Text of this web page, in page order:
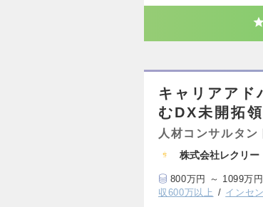
キャリアア
むDX未開拓
人材コンサルタ
株式会社レクリー
800万円 ～ 1099万円
収600万以上
インセ